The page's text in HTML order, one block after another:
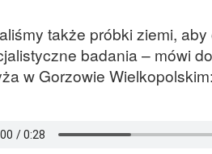
także próbki ziemi,
badania – mówi
w Gorzowie Wielkopolskim: